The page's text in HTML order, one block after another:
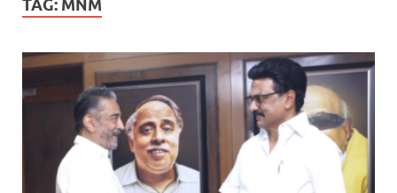
TAG: MNM